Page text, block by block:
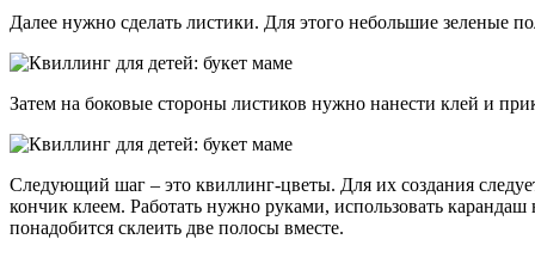
Далее нужно сделать листики. Для этого небольшие зеленые
Затем на боковые стороны листиков нужно нанести клей и
Следующий шаг – это квиллинг-цветы. Для их создания
кончик клеем. Работать нужно руками, использовать
понадобится склеить две полосы вместе.